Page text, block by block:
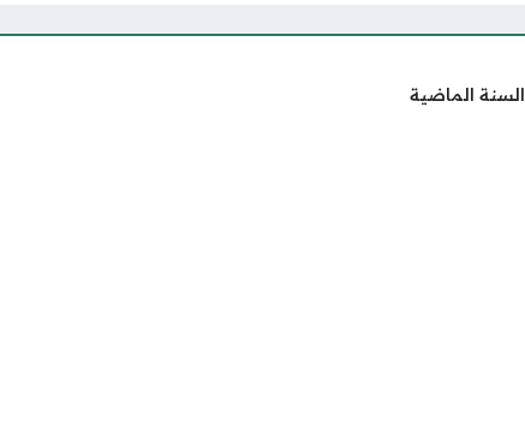
السنة الماضية